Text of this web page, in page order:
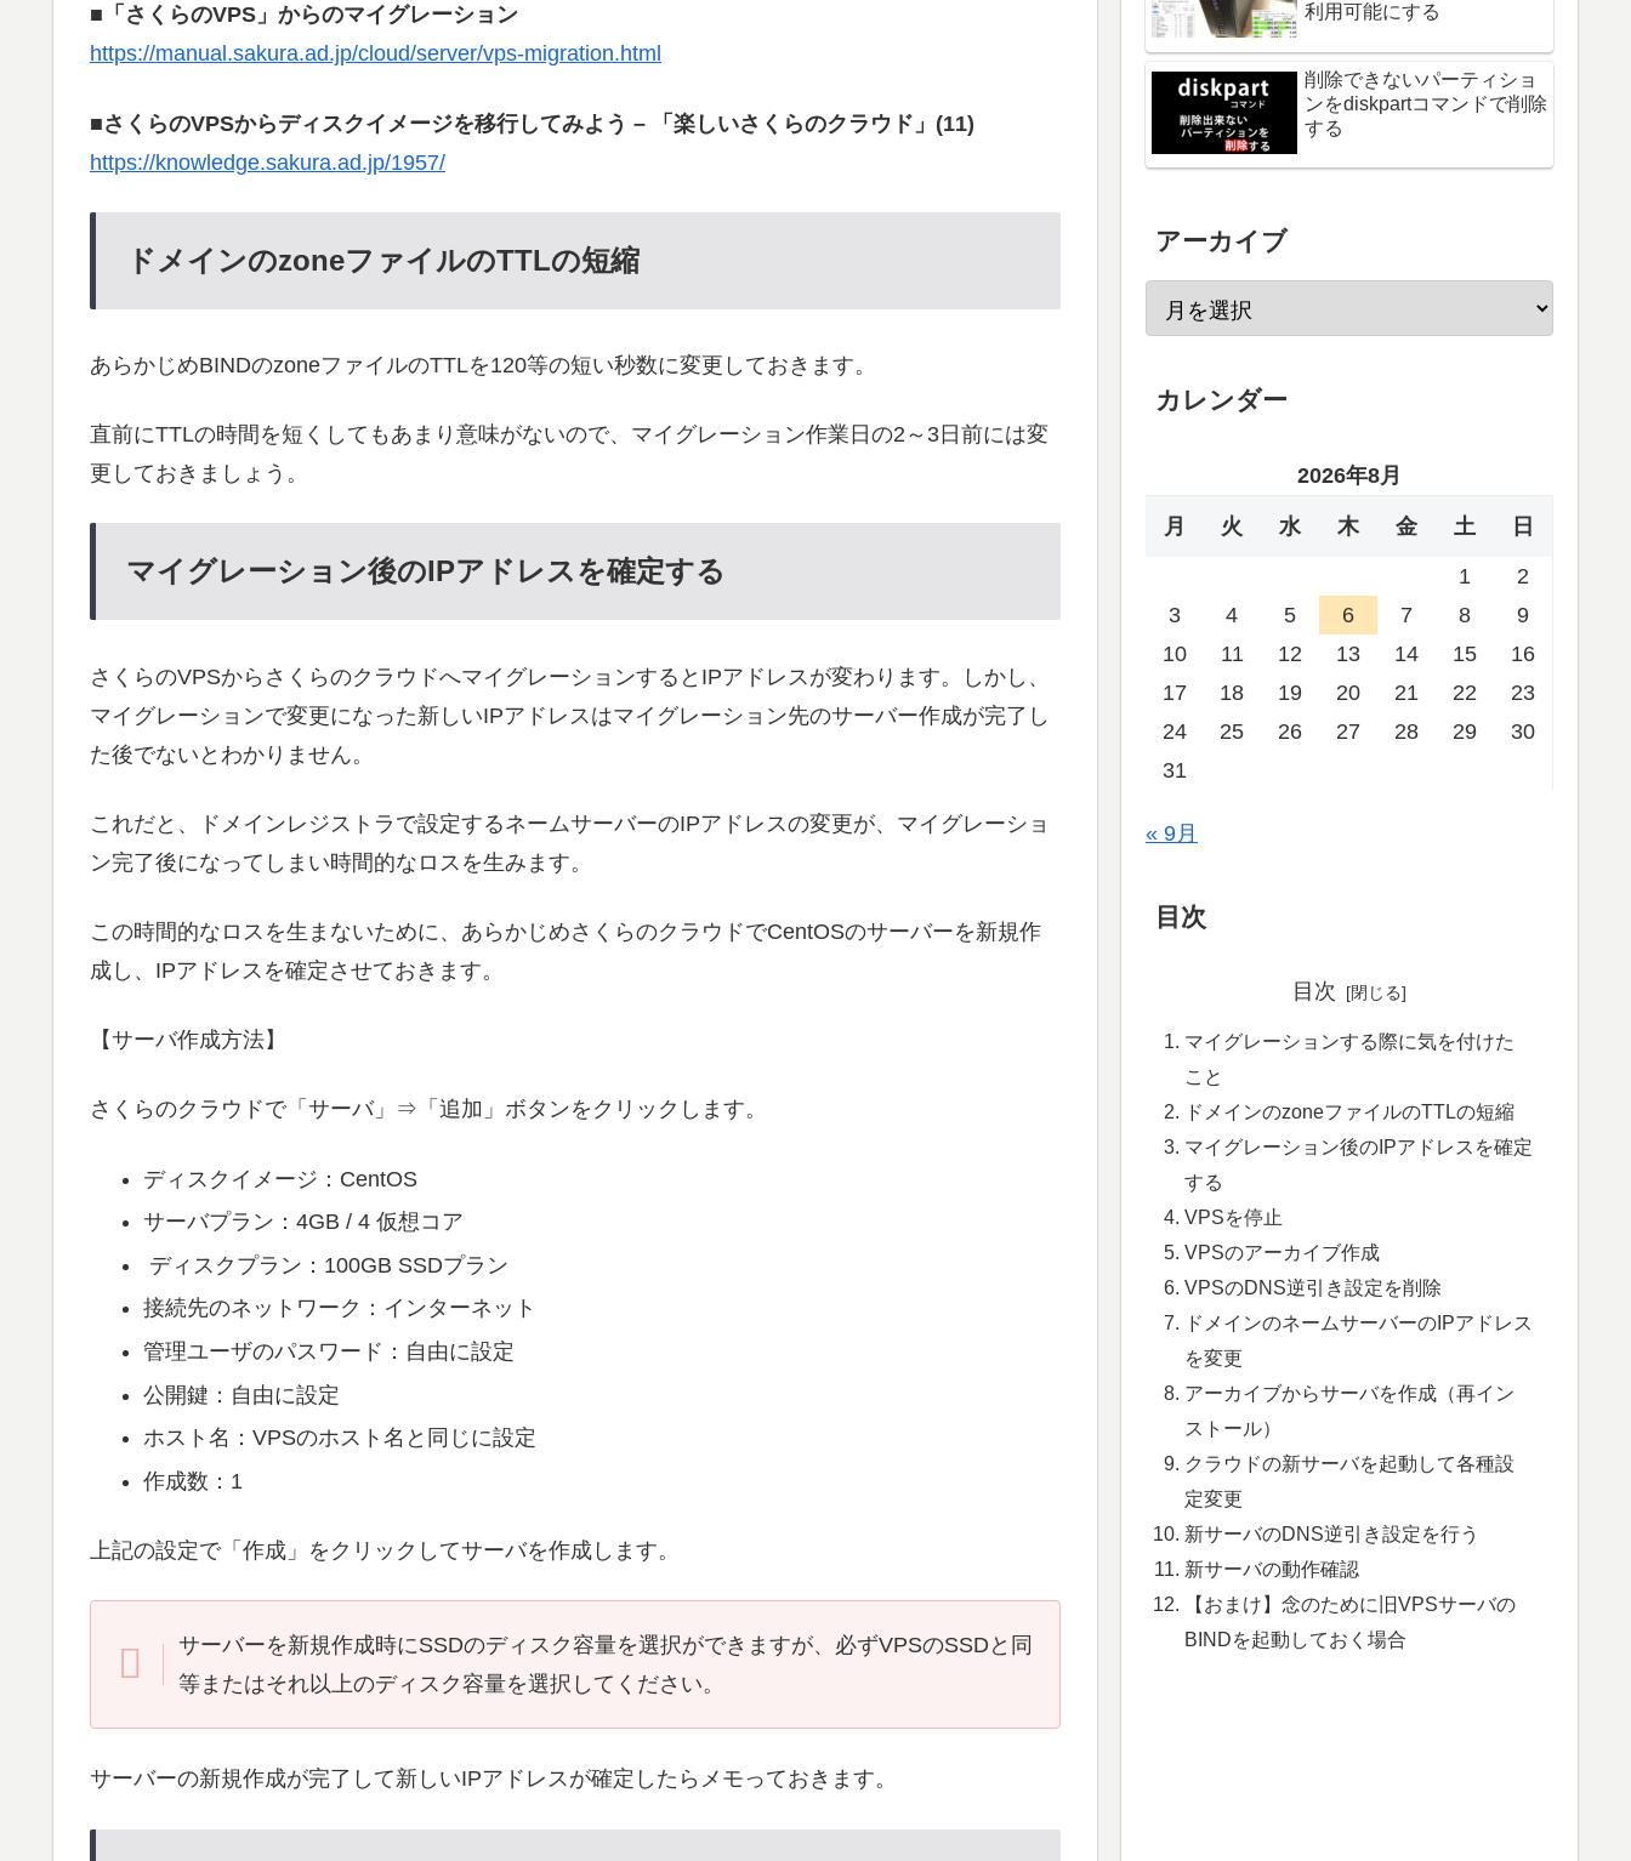
■「さくらのVPS」からのマイグレーション
https://manual.sakura.ad.jp/cloud/server/vps-migration.html
■さくらのVPSからディスクイメージを移行してみよう – 「楽しいさくらのクラウド」(11)
https://knowledge.sakura.ad.jp/1957/
ドメインのzoneファイルのTTLの短縮
あらかじめBINDのzoneファイルのTTLを120等の短い秒数に変更しておきます。
直前にTTLの時間を短くしてもあまり意味がないので、マイグレーション作業日の2～3日前には変
更しておきましょう。
マイグレーション後のIPアドレスを確定する
さくらのVPSからさくらのクラウドへマイグレーションするとIPアドレスが変わります。しかし、
マイグレーションで変更になった新しいIPアドレスはマイグレーション先のサーバー作成が完了し
た後でないとわかりません。
これだと、ドメインレジストラで設定するネームサーバーのIPアドレスの変更が、マイグレーショ
ン完了後になってしまい時間的なロスを生みます。
この時間的なロスを生まないために、あらかじめさくらのクラウドでCentOSのサーバーを新規作
成し、IPアドレスを確定させておきます。
【サーバ作成方法】
さくらのクラウドで「サーバ」⇒「追加」ボタンをクリックします。
ディスクイメージ：CentOS
サーバプラン：4GB / 4 仮想コア
ディスクプラン：100GB SSDプラン
接続先のネットワーク：インターネット
管理ユーザのパスワード：自由に設定
公開鍵：自由に設定
ホスト名：VPSのホスト名と同じに設定
作成数：1
上記の設定で「作成」をクリックしてサーバを作成します。
サーバーを新規作成時にSSDのディスク容量を選択ができますが、必ずVPSのSSDと同
等またはそれ以上のディスク容量を選択してください。
サーバーの新規作成が完了して新しいIPアドレスが確定したらメモっておきます。
利用可能にする
削除できないパーティショ
ンをdiskpartコマンドで削除
する
アーカイブ
カレンダー
2026年8月
月 火 水 木 金 土 日
1
2
3
4 5 6 7 8
9
10
11 12 13 14 15
16
17
18 19 20 21 22
23
24
25 26 27 28 29
30
31
« 9月
目次
目次
マイグレーションする際に気を付けた
こと
ドメインのzoneファイルのTTLの短縮
マイグレーション後のIPアドレスを確定
する
VPSを停止
VPSのアーカイブ作成
VPSのDNS逆引き設定を削除
ドメインのネームサーバーのIPアドレス
を変更
アーカイブからサーバを作成（再イン
ストール）
クラウドの新サーバを起動して各種設
定変更
新サーバのDNS逆引き設定を行う
新サーバの動作確認
【おまけ】念のために旧VPSサーバの
BINDを起動しておく場合